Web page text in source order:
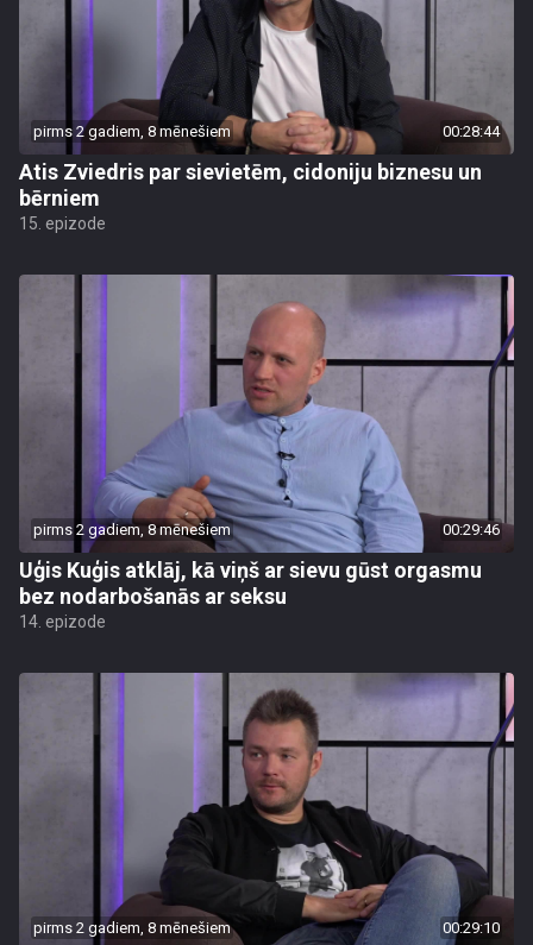
pirms 2 gadiem, 8 mēnešiem 00:28:44
Atis Zviedris par sievietēm, cidoniju biznesu un
bērniem
15. epizode
pirms 2 gadiem, 8 mēnešiem 00:29:46
Uģis Kuģis atklāj, kā viņš ar sievu gūst orgasmu
bez nodarbošanās ar seksu
14. epizode
pirms 2 gadiem, 8 mēnešiem 00:29:10